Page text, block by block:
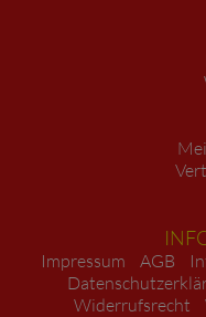
Impressum AGB
Widerrufsrecht